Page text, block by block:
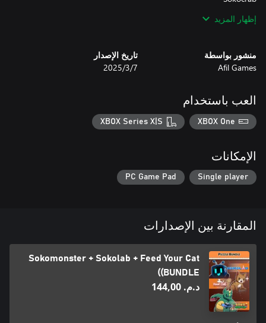
إظهار المزيد
منشور بواسطة
Afil Games
تاريخ الإصدار
7‏/3‏/2025
العب باستخدام
XBOX One
XBOX Series X|S
الإمكانات
Single player
PC Game Pad
المقارنة بين الإصدارات
Sokomonster + Sokolab + Feed Your Cat
(BUNDLE)
د.م.‏ 144,00